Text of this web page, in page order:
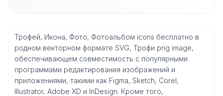
Трофей, Икона, Фото, Фотоальбом icons бесплатно в
родном векторном формате SVG, Трофи png image,
обеспечивающем совместимость с популярными
программами редактирования изображений и
приложениями, такими как Figma, Sketch, Corel,
Illustrator, Adobe XD и InDesign. Кроме того,